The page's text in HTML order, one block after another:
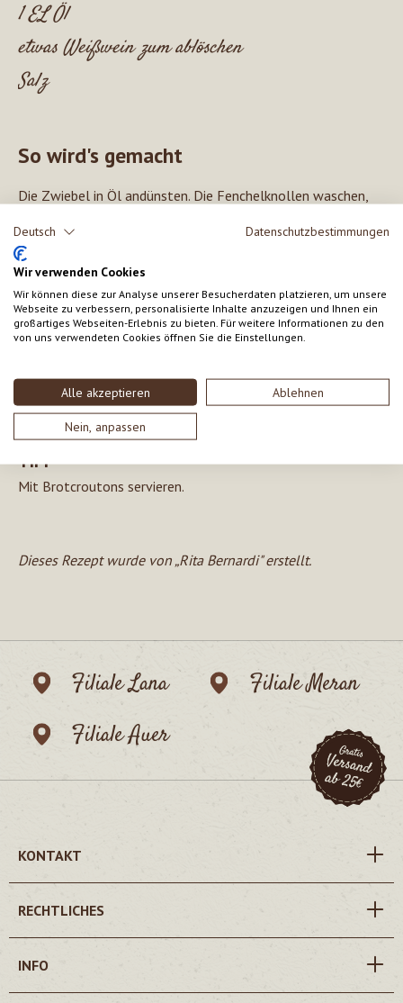
Deutsch Datenschutzbestimmungen
Wir verwenden Cookies
Wir können diese zur Analyse unserer Besucherdaten platzieren, um unsere
Webseite zu verbessern, personalisierte Inhalte anzuzeigen und Ihnen ein
großartiges Webseiten-Erlebnis zu bieten. Für weitere Informationen zu den
von uns verwendeten Cookies öffnen Sie die Einstellungen.
Alle akzeptieren Ablehnen
Nein, anpassen
1 EL Öl
etwas Weißwein zum ablöschen
Salz
So wird's gemacht
Die Zwiebel in Öl andünsten. Die Fenchelknollen waschen,
Fenchel in kleine Stücke schneiden. Zur Zwiebel geben und
etwas andünsten lassen. Mit Weißwein ablöschen, kurz
Suppenwürze und das Salz zufügen und alles weich kochen.
Die Suppe pürieren, das Reismehl mit ganz wenig kaltem
aufkochen lassen und dann zugedeckt etwa 10 Minuten
quellen lassen. Die Suppe mit Sahne verfeinern und mit dem
Fenchelgrün und Parmesan bestreut servieren.
TIPP
Mit Brotcroutons servieren.
Dieses Rezept wurde von „Rita Bernardi" erstellt.
Filiale Lana
Filiale Meran
Filiale Auer
KONTAKT
RECHTLICHES
INFO